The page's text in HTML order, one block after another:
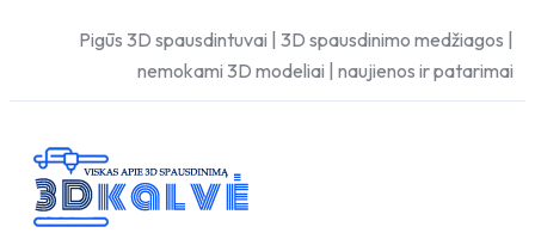
Pigūs 3D spausdintuvai | 3D spausdinimo medžiagos |
nemokami 3D modeliai | naujienos ir patarimai